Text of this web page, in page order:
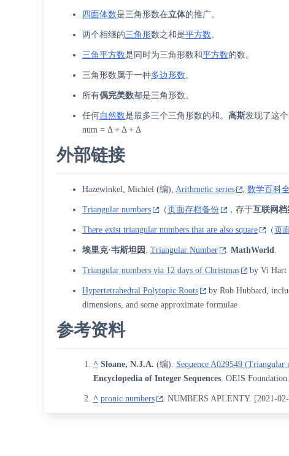
四面体数是三角形数在立体的推广。
两个相继的三角形数之和是平方数。
三角平方数是同时为三角形数和平方数的数。
三角形数属于一种多边形数。
所有偶完美数都是三角形数。
任何自然数是最多三个三角形数的和。高斯发现了这
num = Δ + Δ + Δ
外部链接
Hazewinkel, Michiel (编),Arithmetic series ,数学百科
Triangular numbers （页面存档备份 ，存于互联网档
There exist triangular numbers that are also square （页
埃里克·韦斯坦因 .Triangular Number .MathWorld.
Triangular numbers via 12 days of Christmas byVi Hart
Hypertetrahedral Polytopic Roots by Rob Hubbard,
dimensions, and some approximate formulae
参考资料
^ Sloane, N.J.A. (编). Sequence A029549 (Triangular
Encyclopedia of Integer Sequences. OEIS Foundation.
^ pronic numbers . NUMBERS APLENTY. [2021-